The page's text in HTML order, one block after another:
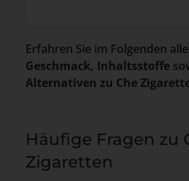
Erfahren Sie im Folgenden
Geschmack, Inhaltsstoffe
Alternativen zu Che
Häufige Fragen zu
Zigaretten